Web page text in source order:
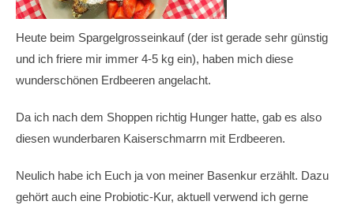
Heute beim Spargelgrosseinkauf (der ist gerade sehr günstig
und ich friere mir immer 4-5 kg ein), haben mich diese
wunderschönen Erdbeeren angelacht.
Da ich nach dem Shoppen richtig Hunger hatte, gab es also
diesen wunderbaren Kaiserschmarrn mit Erdbeeren.
Neulich habe ich Euch ja von meiner Basenkur erzählt. Dazu
gehört auch eine Probiotic-Kur, aktuell verwend ich gerne